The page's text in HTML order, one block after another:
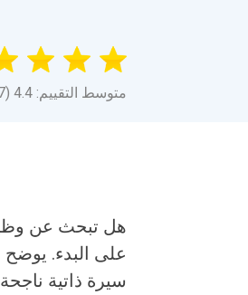
متوسط التقييم: 4.4 (137 صوتا)
على البدء. يوضح